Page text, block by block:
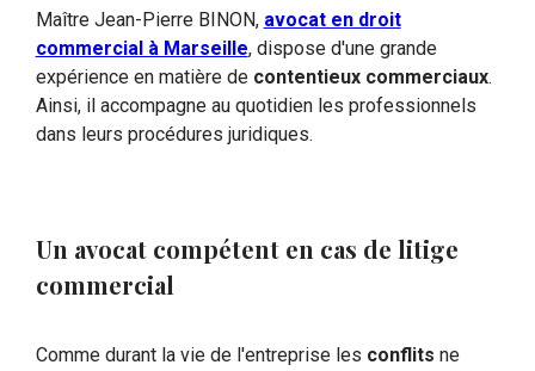
Maître Jean-Pierre BINON, avocat en droit
commercial à Marseille, dispose d'une grande
expérience en matière de contentieux commerciaux.
Ainsi, il accompagne au quotidien les professionnels
dans leurs procédures juridiques.
Un avocat compétent en cas de litige
commercial
Comme durant la vie de l'entreprise les conflits ne